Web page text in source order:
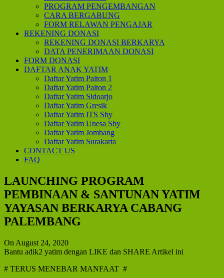
PROGRAM PENGEMBANGAN
CARA BERGABUNG
FORM RELAWAN PENGAJAR
REKENING DONASI
REKENING DONASI BERKARYA
DATA PENERIMAAN DONASI
FORM DONASI
DAFTAR ANAK YATIM
Daftar Yatim Paiton 1
Daftar Yatim Paiton 2
Daftar Yatim Sidoarjo
Daftar Yatim Gresik
Daftar Yatim ITS Sby
Daftar Yatim Unesa Sby
Daftar Yatim Jombang
Daftar Yatim Surakarta
CONTACT US
FAQ
LAUNCHING PROGRAM
PEMBINAAN & SANTUNAN YATIM
YAYASAN BERKARYA CABANG
PALEMBANG
On August 24, 2020
Bantu adik2 yatim dengan LIKE dan SHARE Artikel ini
# TERUS MENEBAR MANFAAT #